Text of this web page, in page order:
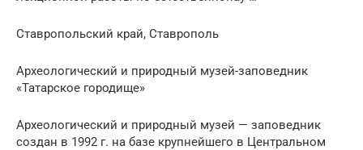
Ставропольский край, Ставрополь
Археологический и природный музей-заповедник
«Татарское городище»
Археологический и природный музей — заповедник
создан в 1992 г. на базе крупнейшего в Центральном